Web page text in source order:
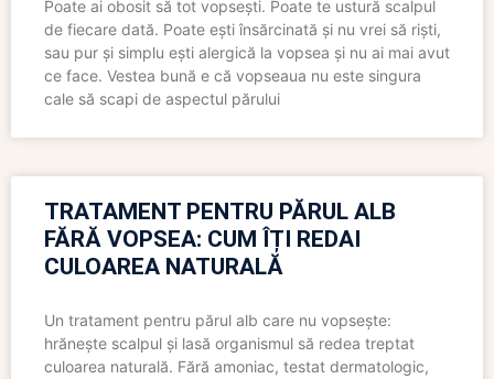
Poate ai obosit să tot vopsești. Poate te ustură scalpul
de fiecare dată. Poate ești însărcinată și nu vrei să riști,
sau pur și simplu ești alergică la vopsea și nu ai mai avut
ce face. Vestea bună e că vopseaua nu este singura
cale să scapi de aspectul părului
TRATAMENT PENTRU PĂRUL ALB
FĂRĂ VOPSEA: CUM ÎȚI REDAI
CULOAREA NATURALĂ
Un tratament pentru părul alb care nu vopsește:
hrănește scalpul și lasă organismul să redea treptat
culoarea naturală. Fără amoniac, testat dermatologic,